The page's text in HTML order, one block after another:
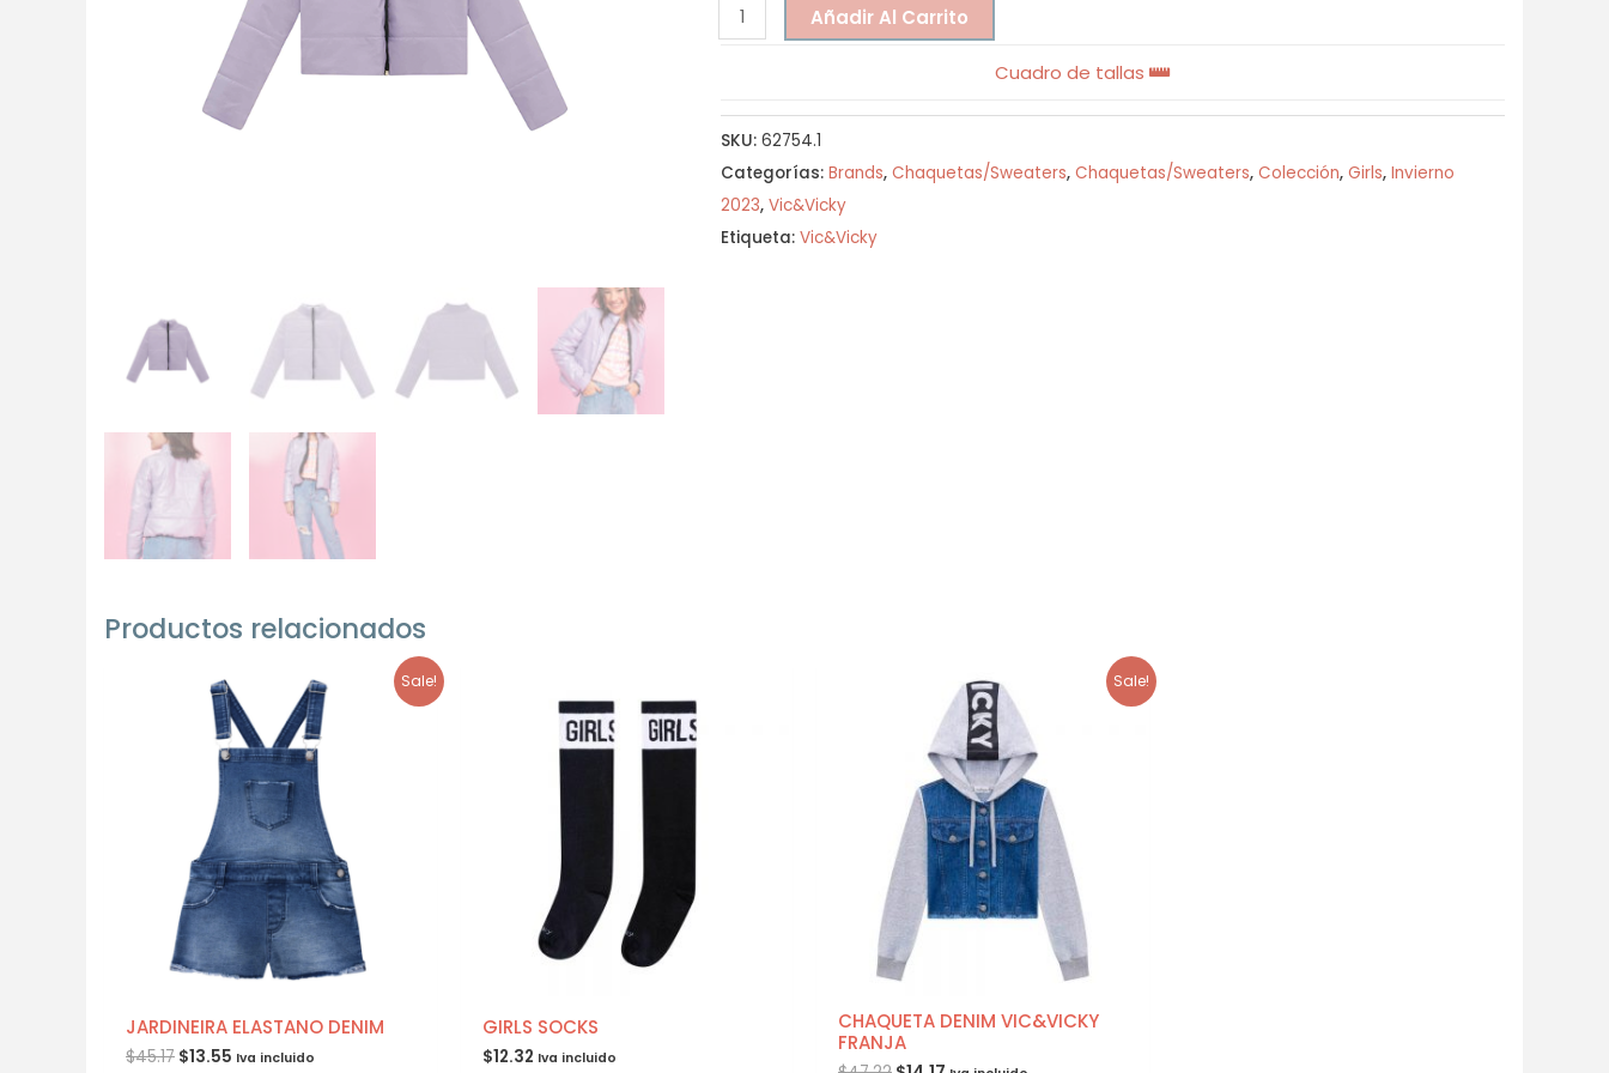
Añadir Al Carrito
Cuadro de tallas
SKU: 62754.1
Categorías: Brands, Chaquetas/Sweaters, Chaquetas/Sweaters, Colección, Girls, Invierno
2023, Vic&Vicky
Etiqueta: Vic&Vicky
Productos relacionados
Sale!
JARDINEIRA ELASTANO DENIM
$45.17 $13.55 Iva incluido
GIRLS SOCKS
$12.32 Iva incluido
Sale!
CHAQUETA DENIM VIC&VICKY
FRANJA